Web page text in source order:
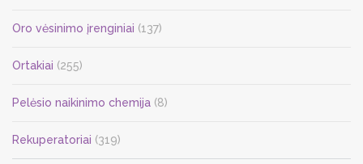
Oro vėsinimo įrenginiai (137)
Ortakiai (255)
Pelėsio naikinimo chemija (8)
Rekuperatoriai (319)